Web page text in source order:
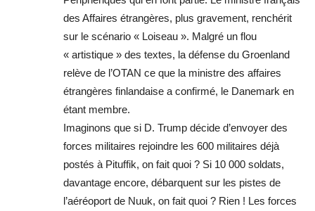
des Affaires étrangères, plus gravement, renchérit
sur le scénario « Loiseau ». Malgré un flou
« artistique » des textes, la défense du Groenland
relève de l’OTAN ce que la ministre des affaires
étrangères finlandaise a confirmé, le Danemark en
étant membre.
Imaginons que si D. Trump décide d’envoyer des
forces militaires rejoindre les 600 militaires déjà
postés à Pituffik, on fait quoi ? Si 10 000 soldats,
davantage encore, débarquent sur les pistes de
l’aéréoport de Nuuk, on fait quoi ? Rien ! Les forces